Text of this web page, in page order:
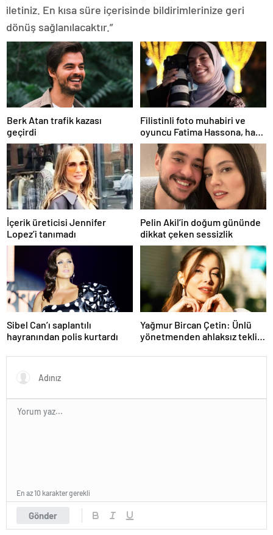
iletiniz. En kısa süre içerisinde bildirimlerinize geri
dönüş sağlanılacaktır.”
Berk Atan trafik kazası
geçirdi
Filistinli foto muhabiri ve
oyuncu Fatima Hassona, hava
saldırısı sonucu hayatını
kaybetti
İçerik üreticisi Jennifer
Lopez’i tanımadı
Pelin Akil’in doğum gününde
dikkat çeken sessizlik
Sibel Can’ı saplantılı
hayranından polis kurtardı
Yağmur Bircan Çetin: Ünlü
yönetmenden ahlaksız teklif
Gönder
En az 10 karakter gerekli